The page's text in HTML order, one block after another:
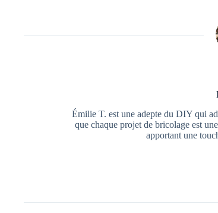
Émilie T. est une adepte du DIY qui
que chaque projet de bricolage est
apportant une